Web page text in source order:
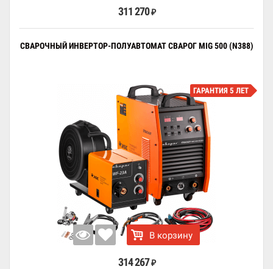
311 270 ₽
СВАРОЧНЫЙ ИНВЕРТОР-ПОЛУАВТОМАТ СВАРОГ MIG 500 (N388)
ГАРАНТИЯ 5 ЛЕТ
В корзину
314 267 ₽